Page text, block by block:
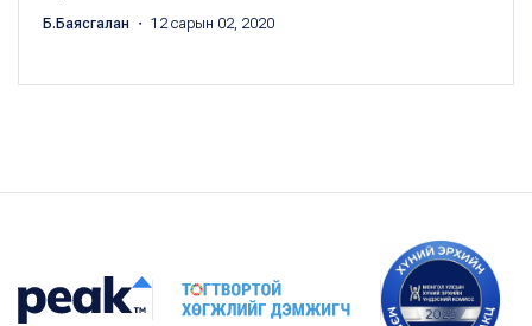
Б.Баясгалан ・ 12 сарын 02, 2020